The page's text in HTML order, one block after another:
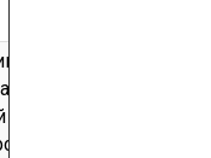
ламинирующая
INDURA GT Film
0,50 для
подвижного